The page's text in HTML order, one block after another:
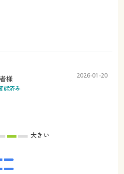
様
認済み
2026-01-20
大きい